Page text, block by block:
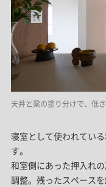
天井と梁の塗り分けで、低
寝室として使われてい
す。
和室側にあった押入れ
調整。残ったスペース